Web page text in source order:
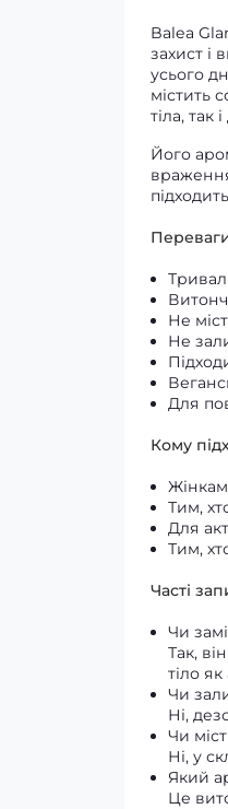
Balea
захист і
усього
містить
тіла, так
Його
Не
Не
Для
Кому
Тим,
Для
Тим,
Часті
Чи
Так,
тіло
Чи
Ні,
Чи
Ні, у
Який
Це